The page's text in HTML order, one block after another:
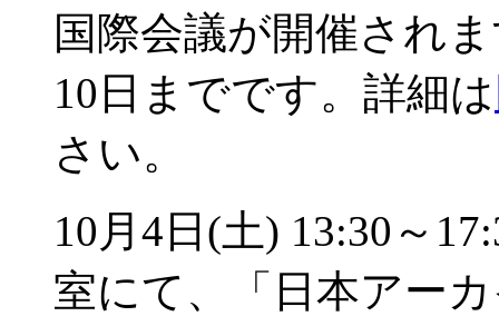
国際会議が開催され
10日までです。詳細は
さい。
10月4日(土) 13:30～
室にて、「日本アー